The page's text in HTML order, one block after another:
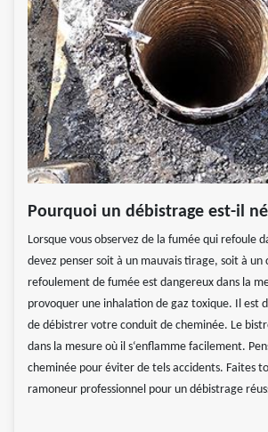
Pourquoi un débistrage est-il
Lorsque vous observez de la fumée qui refoule
devez penser soit à un mauvais tirage, soit à un
refoulement de fumée est dangereux dans la
provoquer une inhalation de gaz toxique. Il est
de débistrer votre conduit de cheminée. Le
dans la mesure où il s‘enflamme facilement.
cheminée pour éviter de tels accidents. Faites
ramoneur professionnel pour un débistrage